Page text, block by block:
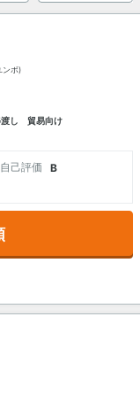
ンボ)
し 貿易向け
己評価
B